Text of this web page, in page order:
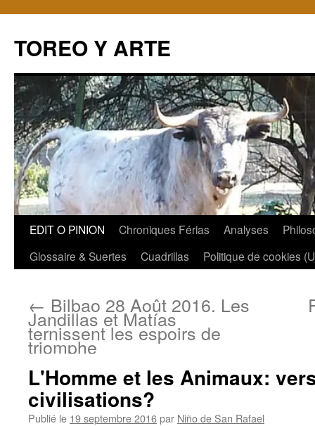
TOREO Y ARTE
Aller
EDIT O PINION Chroniques Férias Analyses
Glossaire & Suertes
Cuadrillas Politique de cookies
← Bilbao 28 Août 2016. Les
Jandillas et Matías
ternissent les espoirs de
triomphe
L'Homme et les Animaux:
civilisations?
Publié le 19 septembre 2016par Niño de San Rafael